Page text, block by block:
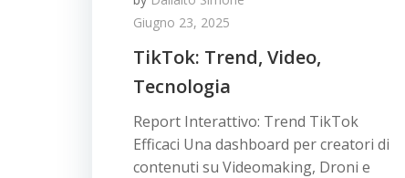
Giugno 23, 2025
TikTok: Trend, Video,
Tecnologia
Report Interattivo: Trend TikTok
Efficaci Una dashboard per creatori di
contenuti su Videomaking, Droni e